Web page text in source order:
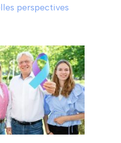
perspectives